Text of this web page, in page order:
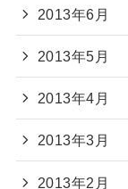
2013年6月
2013年5月
2013年4月
2013年3月
2013年2月